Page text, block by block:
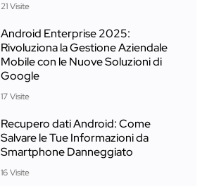
21 Visite
Android Enterprise 2025:
Rivoluziona la Gestione Aziendale
Mobile con le Nuove Soluzioni di
Google
17 Visite
Recupero dati Android: Come
Salvare le Tue Informazioni da
Smartphone Danneggiato
16 Visite